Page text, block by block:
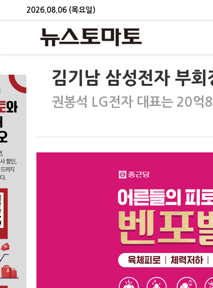
2026.08.06 (목요일)
김기남 삼성전자 부
권봉석 LG전자 대표는 20억